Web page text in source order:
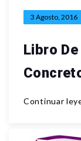
3 Agosto, 2016
Libro
Continuar